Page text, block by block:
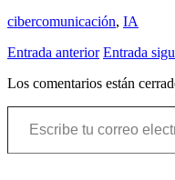
cibercomunicación, IA
Entrada anterior Entrada
Los comentarios están
Escribe tu correo electrónico…